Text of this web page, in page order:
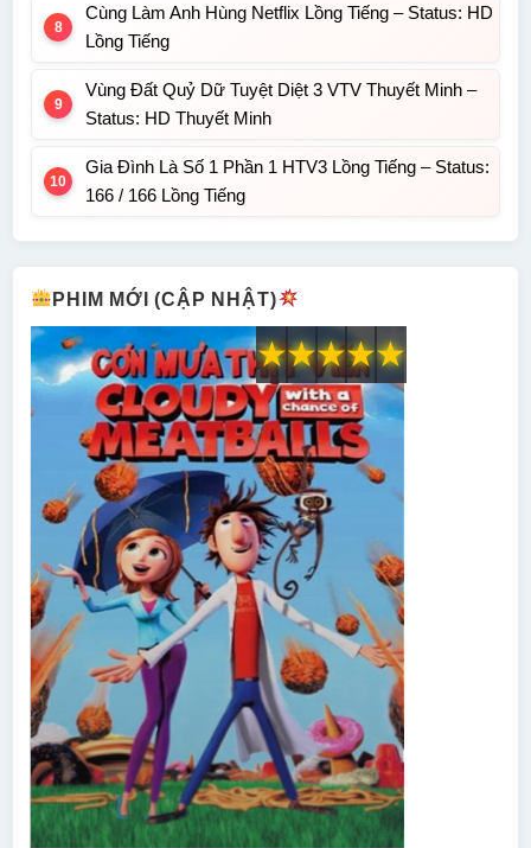
Cùng Làm Anh Hùng Netflix Lồng Tiếng – Status: HD
Lồng Tiếng
Vùng Đất Quỷ Dữ Tuyệt Diệt 3 VTV Thuyết Minh –
Status: HD Thuyết Minh
Gia Đình Là Số 1 Phần 1 HTV3 Lồng Tiếng – Status:
166 / 166 Lồng Tiếng
PHIM MỚI (CẬP NHẬT)
★
★
★
★
★